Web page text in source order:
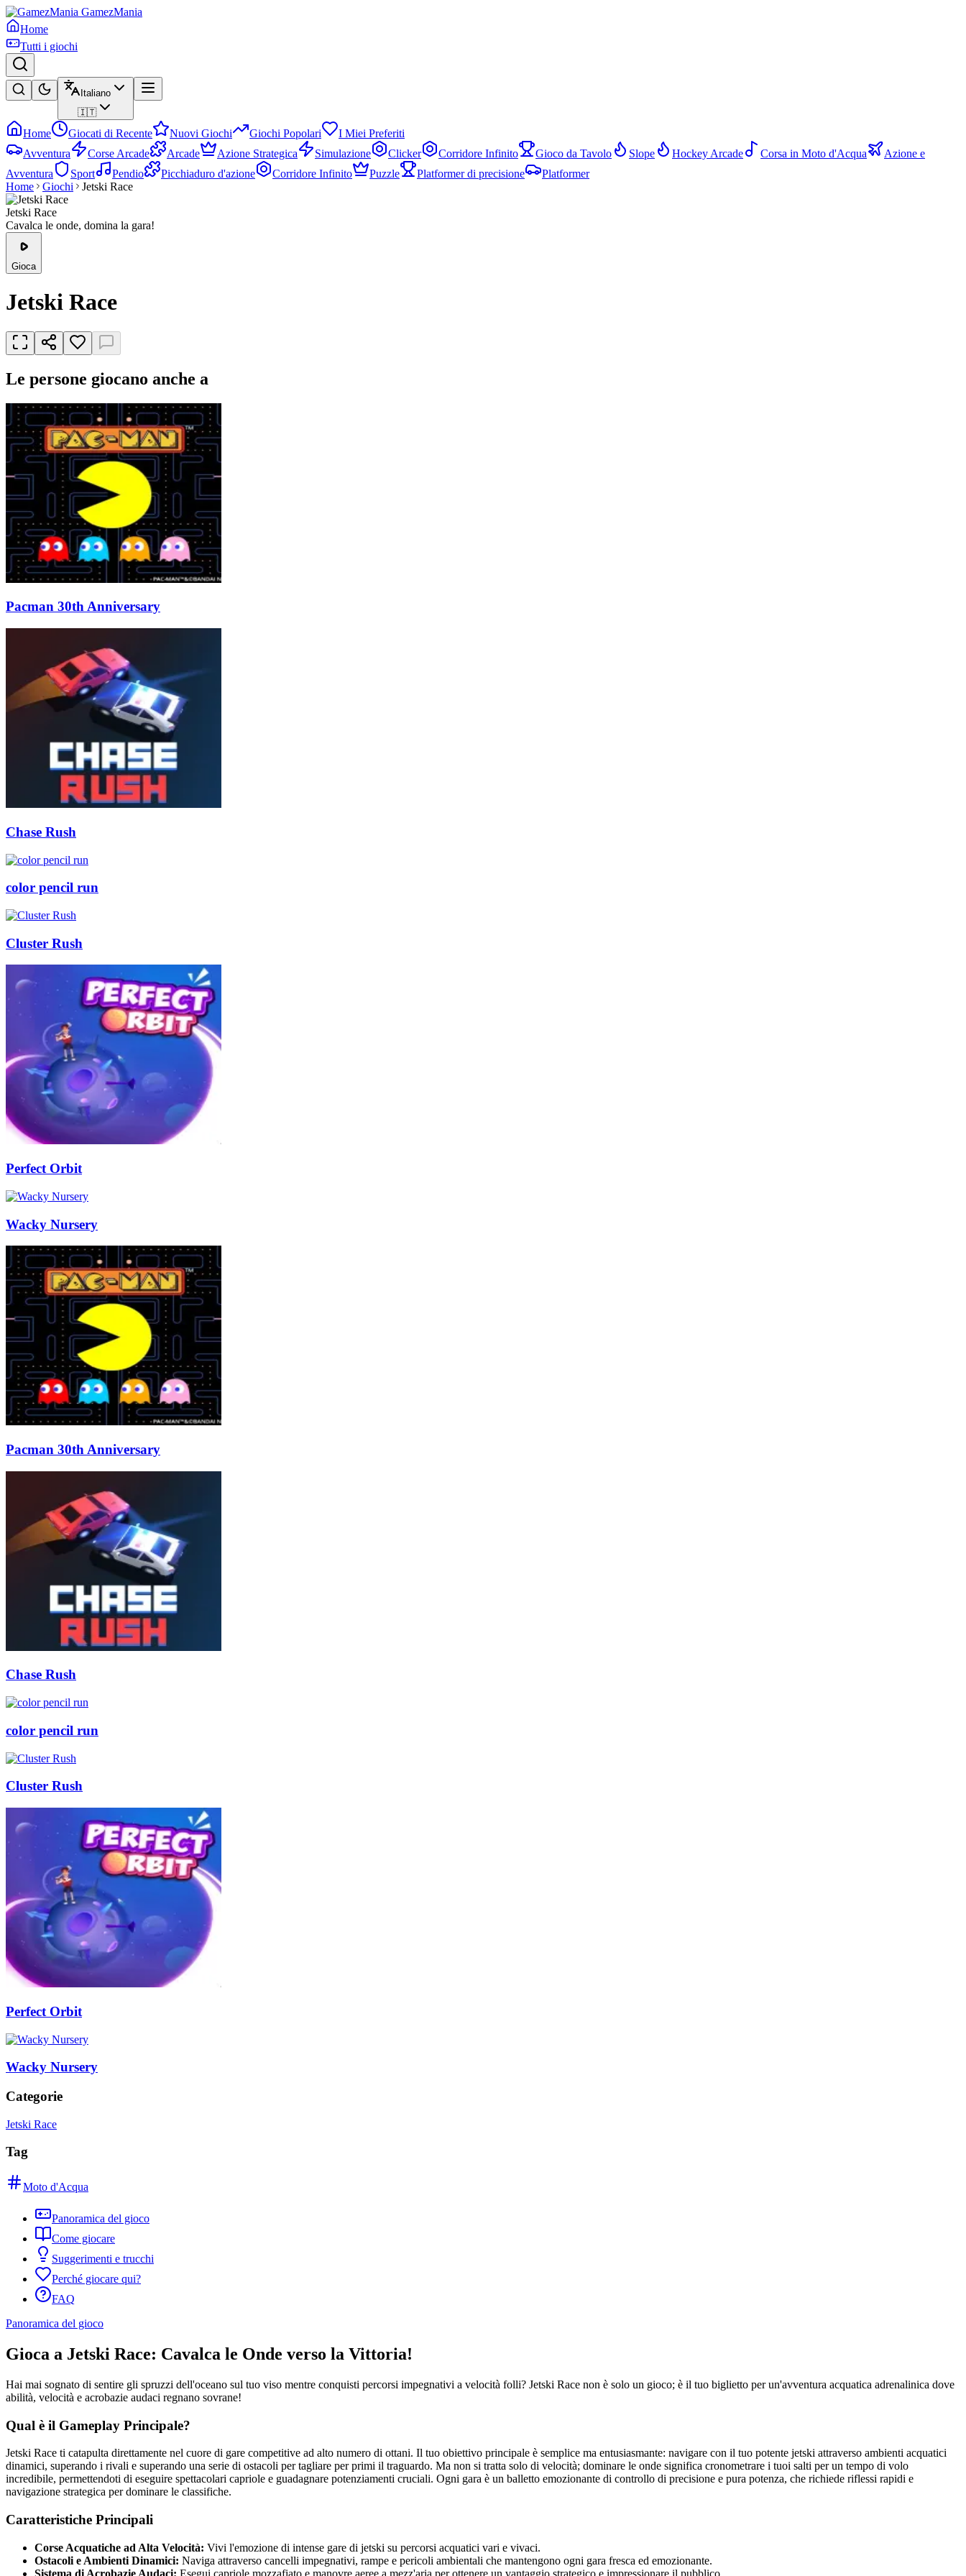
GamezMania
Home
Tutti i giochi
Italiano
🇮🇹
Home Giocati di Recente Nuovi Giochi Giochi Popolari
I Miei Preferiti
Avventura
Corse Arcade Arcade Azione Strategica Simulazione Clicker Corridore Infinito Gioco da Tavolo Slope Hockey Arcade Corsa in Moto d'Acqua
Azione e
Avventura
Sport Pendio Picchiaduro d'azione Corridore Infinito Puzzle Platformer di precisione
Platformer
Home
Giochi Jetski Race
Jetski Race
Cavalca le onde, domina la gara!
Gioca
Jetski Race
Le persone giocano anche a
Pacman 30th Anniversary
Chase Rush
color pencil run
Cluster Rush
Perfect Orbit
Wacky Nursery
Pacman 30th Anniversary
Chase Rush
color pencil run
Cluster Rush
Perfect Orbit
Wacky Nursery
Categorie
Jetski Race
Tag
Moto d'Acqua
Panoramica del gioco
Come giocare
Suggerimenti e trucchi
Perché giocare qui?
FAQ
Panoramica del gioco
Gioca a Jetski Race: Cavalca le Onde verso la Vittoria!
Hai mai sognato di sentire gli spruzzi dell'oceano sul tuo viso mentre conquisti percorsi impegnativi a velocità folli? Jetski Race non è solo un gioco; è il tuo biglietto per un'avventura acquatica adrenalinica dove
abilità, velocità e acrobazie audaci regnano sovrane!
Qual è il Gameplay Principale?
Jetski Race ti catapulta direttamente nel cuore di gare competitive ad alto numero di ottani. Il tuo obiettivo principale è semplice ma entusiasmante: navigare con il tuo potente jetski attraverso ambienti acquatici
dinamici, superando i rivali e superando una serie di ostacoli per tagliare per primi il traguardo. Ma non si tratta solo di velocità; dominare le onde significa cronometrare i tuoi salti per un tempo di volo
incredibile, permettendoti di eseguire spettacolari capriole e guadagnare potenziamenti cruciali. Ogni gara è un balletto emozionante di controllo di precisione e pura potenza, che richiede riflessi rapidi e
navigazione strategica per dominare le classifiche.
Caratteristiche Principali
Corse Acquatiche ad Alta Velocità: Vivi l'emozione di intense gare di jetski su percorsi acquatici vari e vivaci.
Ostacoli e Ambienti Dinamici: Naviga attraverso cancelli impegnativi, rampe e pericoli ambientali che mantengono ogni gara fresca ed emozionante.
Sistema di Acrobazie Audaci: Esegui capriole mozzafiato e manovre aeree a mezz'aria per ottenere un vantaggio strategico e impressionare il pubblico.